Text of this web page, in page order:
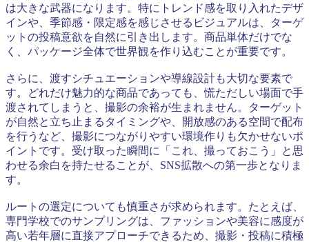
は大きな武器になります。特にトレンド感を取り入れたデザ
インや、季節感・限定感を感じさせるビジュアルは、ターゲ
ットの投稿意欲を自然に引き出します。商品単体だけでな
く、パッケージ全体で世界観を作り込むことが重要です。
さらに、渡すシチュエーションや導線設計も大切な要素で
す。どれだけ魅力的な商品であっても、慌ただしい場面で手
渡されてしまうと、撮影の余裕が生まれません。ターゲット
が自然と立ち止まるタイミングや、開放感のある空間で配布
を行うなど、撮影につながりやすい環境作りも欠かせないポ
イントです。受け取った瞬間に「これ、撮っておこう」と思
わせる余白を持たせることが、SNS拡散への第一歩となりま
す。
ルートの選定についても慎重さが求められます。たとえば、
専門学校でのサンプリングは、ファッションや美容に感度が
高い若年層に直接アプローチできるため、撮影・投稿に積極